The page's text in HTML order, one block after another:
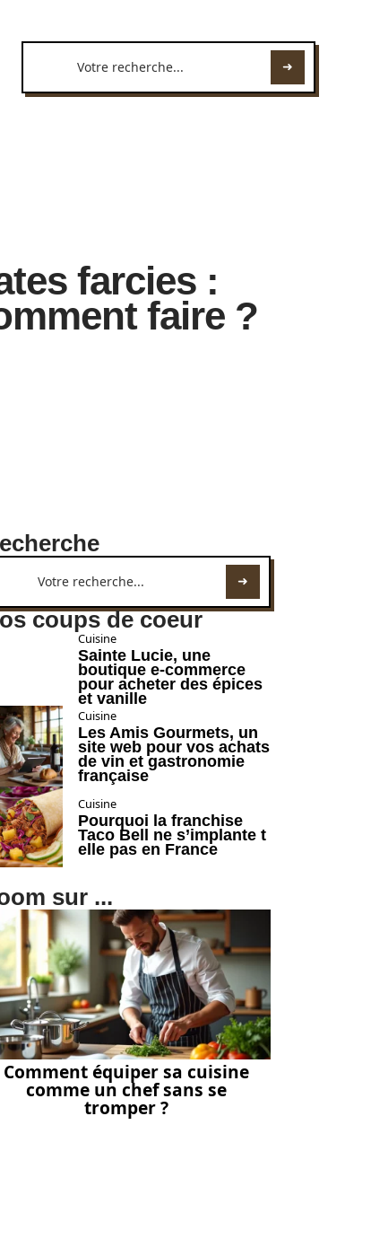
farcies :
faire ?
coups de coeur
Cuisine
Sainte Lucie, une
boutique e-commerce
pour acheter des épices
et vanille
Cuisine
Les Amis Gourmets, un
site web pour vos achats
de vin et gastronomie
française
Cuisine
Pourquoi la franchise
Taco Bell ne s’implante t
elle pas en France
sur ...
Comment équiper sa cuisine
comme un chef sans se
tromper ?